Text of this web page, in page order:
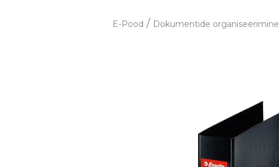
E-Pood / Dokumentide organiseerimine